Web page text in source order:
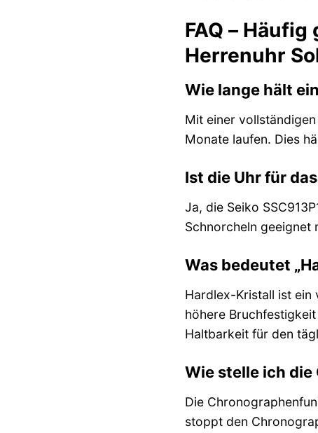
FAQ –
Herrenuhr
Wie lange hält
Mit einer
Monate laufen. Dies
Ist die Uhr für
Ja, die Seiko
Schnorcheln geeignet
Was bedeutet
Hardlex-Kristall ist ein
höhere
Haltbarkeit für den
Wie stelle ich
Die
stoppt den